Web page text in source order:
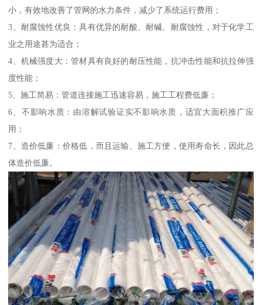
小，有效地改善了管网的水力条件，减少了系统运行费用；
3、耐腐蚀性优良：具有优异的耐酸、耐碱、耐腐蚀性，对于化学工
业之用途甚为适合；
4、机械强度大：管材具有良好的耐压性能，抗冲击性能和抗拉伸强
度性能；
5、施工简易：管道连接施工迅速容易，施工工程费低廉；
6、不影响水质：由溶解试验证实不影响水质，适宜大面积推广应
用；
7、造价低廉：价格低，而且运输、施工方便，使用寿命长，因此总
体造价低廉。